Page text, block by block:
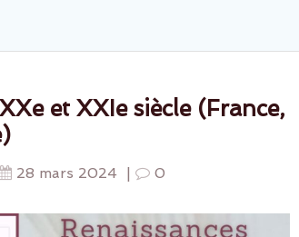
et XXIe siècle (France,
28 mars 2024 | 0